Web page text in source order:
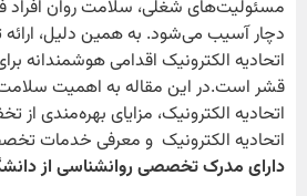
مسئولیت‌های شغلی، سلامت روان افراد
دچار آسیب می‌شود. به همین دلیل، ارائه
اتحادیه الکترونیک اقدامی هوشمندانه برای
قشر است.در این مقاله به اهمیت سلامت
اتحادیه الکترونیک، مزایای بهره‌مندی از
اتحادیه الکترونیک و معرفی خدمات
دارای مدرک تخصصی روانشناسی از